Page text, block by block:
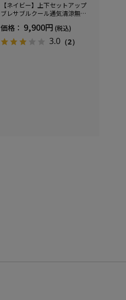
【ネイビー】上下セットアップ
ブレサブルクール通気清涼無地
価格： 9,900円 (税込)
3.0 （2）